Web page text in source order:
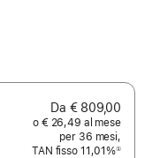
Da € 809,00
o € 26,49 al mese
per 36 mesi,
TAN fisso 11,01%①